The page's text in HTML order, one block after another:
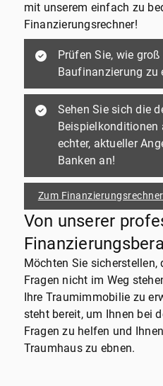
mit unserem einfach zu
Finanzierungsrechner!
Prüfen Sie, wie
Baufinanzierung zu
Sehen Sie sich die
Beispielkonditionen
echter, aktueller
Banken an!
Zum Finanzierungsrechner
Von unserer
Möchten Sie
Fragen nicht im Weg
Ihre Traumimmobilie zu
steht bereit, um Ihnen bei
Fragen zu helfen und
Traumhaus zu ebnen.